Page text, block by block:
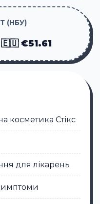
(НБУ)
🇪🇺 €51.61
косметика Стікc
для лікарень